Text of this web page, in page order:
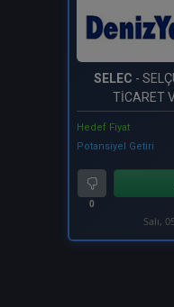
SELEC -
TİCARET
Hedef Fiyat
Potansiyel Getiri
0
Salı,